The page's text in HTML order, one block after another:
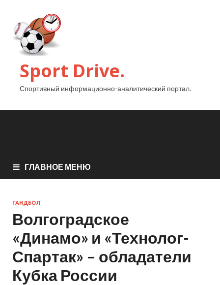
Sport Drive.
Спортивный информационно-аналитический портал.
ГЛАВНОЕ МЕНЮ
ГАНДБОЛ
Волгоградское
«Динамо» и «Технолог-
Спартак» – обладатели
Кубка России